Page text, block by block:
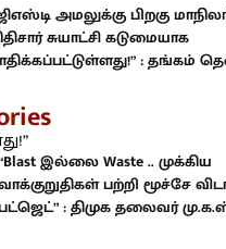
அமலுக்கு பிறகு
சுயாட்சி கடுமையாக
: தங்கம்
இல்லை Waste .. முக்கிய
பற்றி மூச்சே
: திமுக தலைவர்